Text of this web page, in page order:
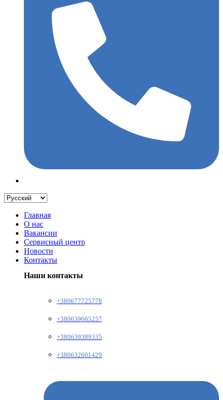
Главная
О нас
Вакансии
Сервисный центр
Новости
Контакты
Наши контакты
+380677725778
+380639665257
+380639389335
+380632601429